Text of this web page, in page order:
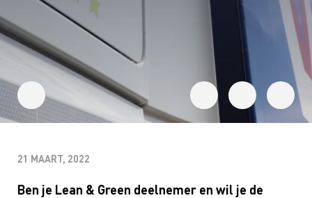
21 MAART, 2022
Ben je Lean & Green deelnemer en wil je de